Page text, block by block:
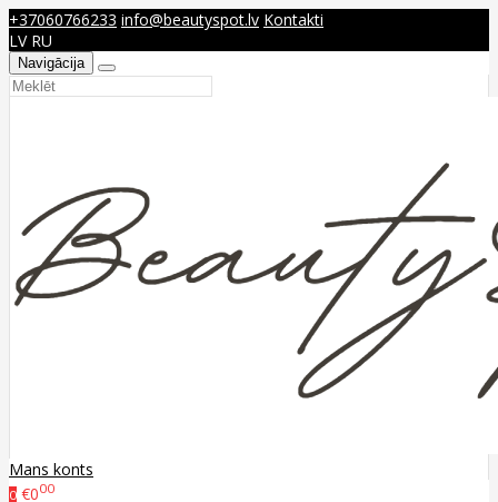
+37060766233 info@beautyspot.lv Kontakti
LV RU
Navigācija
Mans konts
0 €000